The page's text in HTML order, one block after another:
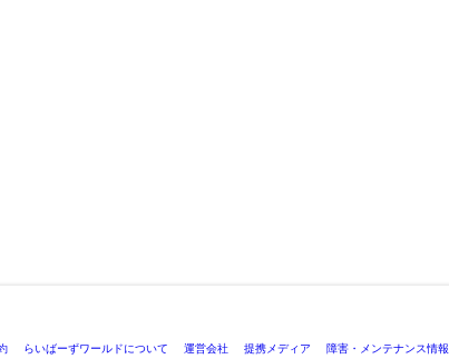
らいばーずワールドについて 運営会社 提携メディア 障害・メンテナンス情報